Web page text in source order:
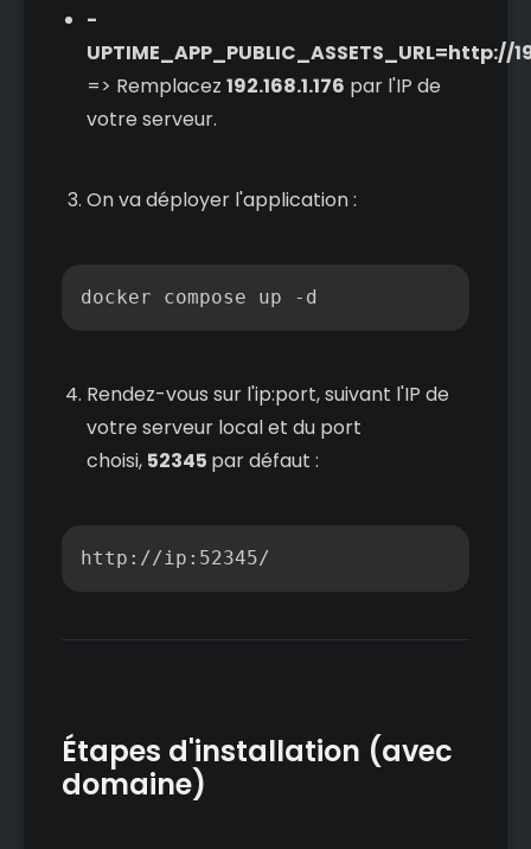
-
UPTIME_APP_PUBLIC_ASSETS_URL=http://
=> Remplacez 192.168.1.176 par l'IP de
votre serveur.
On va déployer l'application :
docker compose up -d
Rendez-vous sur l'ip:port, suivant l'IP de
votre serveur local et du port
choisi, 52345 par défaut :
http://ip:52345/
Étapes d'installation (avec
domaine)